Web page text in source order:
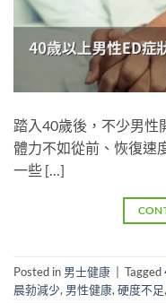
踏入40歲後，不少男
體力不如從前、恢復速
一些 […]
Posted in 男士健康 Tagged
晨勃減少, 男性健康,硬度不足,